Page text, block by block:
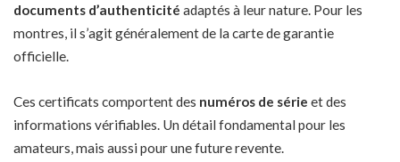
documents d’authenticité adaptés à leur nature. Pour les
montres, il s’agit généralement de la carte de garantie
officielle.
Ces certificats comportent des numéros de série et des
informations vérifiables. Un détail fondamental pour les
amateurs, mais aussi pour une future revente.